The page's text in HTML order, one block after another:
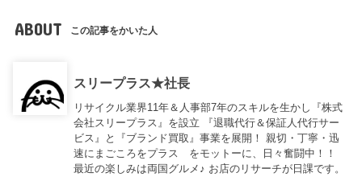
ABOUT この記事をかいた人
スリープラス★社長
リサイクル業界11年＆人事部7年のスキルを生かし『株式
会社スリープラス』を設立 『退職代行＆保証人代行サー
ビス』と『ブランド買取』事業を展開！ 親切・丁寧・迅
速にまごころをプラス をモットーに、日々奮闘中！！
最近の楽しみは両国グルメ♪ お店のリサーチが日課です。